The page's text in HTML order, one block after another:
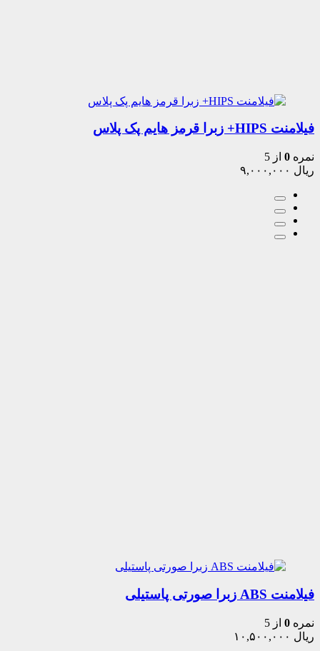
فیلامنت HIPS+ زبرا قرمز هایم پک پلاس
نمره 0 از 5
ریال
فیلامنت ABS زبرا صورتی پاستیلی
نمره 0 از 5
ریال